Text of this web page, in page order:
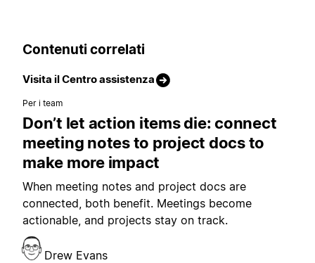
Contenuti correlati
Visita il Centro assistenza
Per i team
Don’t let action items die: connect
meeting notes to project docs to
make more impact
When meeting notes and project docs are
connected, both benefit. Meetings become
actionable, and projects stay on track.
Drew Evans